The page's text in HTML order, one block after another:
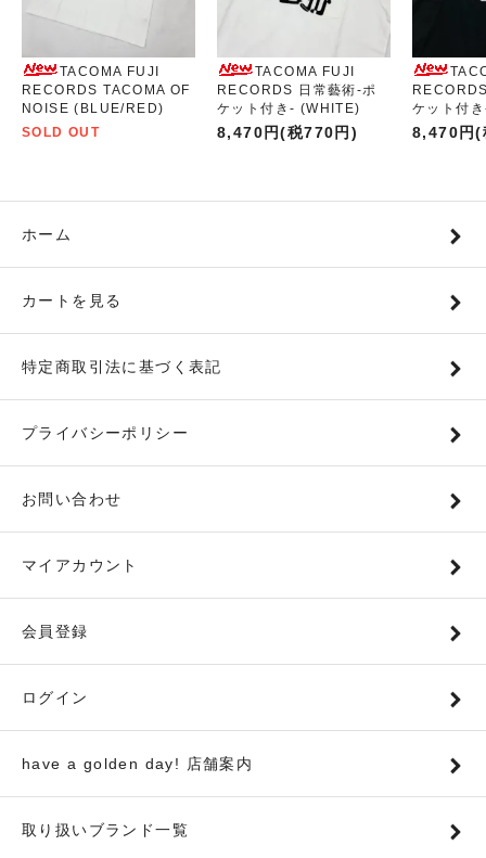
TACOMA FUJI
RECORDS TACOMA OF
NOISE (BLUE/RED)
SOLD OUT
TACOMA FUJI
RECORDS 日常藝術-ポ
ケット付き- (WHITE)
8,470円(税770円)
ケット付
8,470円(
ホーム
カートを見る
特定商取引法に基づく表記
プライバシーポリシー
お問い合わせ
マイアカウント
会員登録
ログイン
have a golden day! 店舗案内
取り扱いブランド一覧